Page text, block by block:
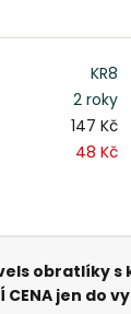
KR8
2 roky
147 Kč
48 Kč
obratlíky
CENA jen do